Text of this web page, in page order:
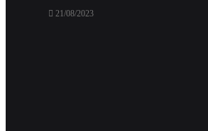
21/08/2023